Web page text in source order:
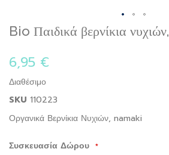
Bio Παιδικά βερνίκια
6,95 €
Διαθέσιμο
SKU 110223
Οργανικά Βερνίκια Νυχιών, namaki
Συσκευασία Δώρου
Skip
beginning
of
the
images
gallery